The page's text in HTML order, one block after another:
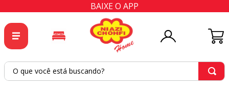
BAIXE O APP
O que você está buscando?